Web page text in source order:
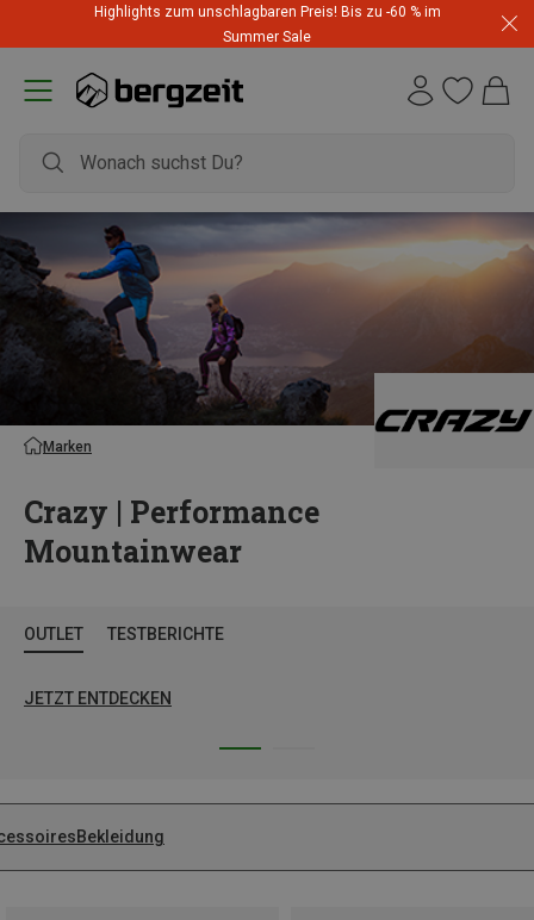
Highlights zum unschlagbaren Preis! Bis zu -60 % im
Summer Sale
Marken
Crazy | Performance
Mountainwear
OUTLET TESTBERICHTE
JETZT ENTDECKEN
Bekleidung